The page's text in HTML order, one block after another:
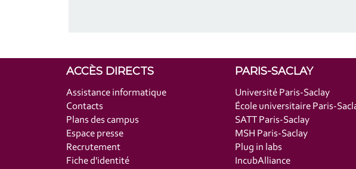
ACCÈS DIRECTS
Assistance informatique
Contacts
Plans des campus
Espace presse
Recrutement
Fiche d'identité
PARIS-SACLAY
Université Paris-Saclay
École universitaire Paris-
SATT Paris-Saclay
MSH Paris-Saclay
Plug in labs
IncubAlliance